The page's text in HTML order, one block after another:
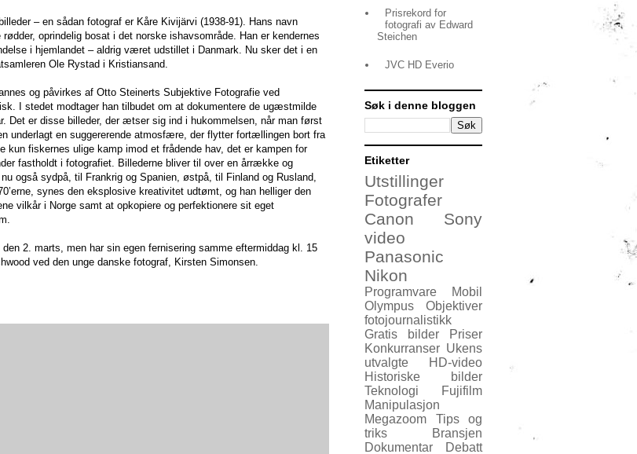
– en sådan fotograf er Kåre Kivijärvi (1938-91). Hans navn
oprindelig bosat i det norske ishavsområde. Han er kendernes
i hjemlandet – aldrig været udstillet i Danmark. Nu sker det i en
Ole Rystad i Kristiansand.
og påvirkes af Otto Steinerts Subjektive Fotografie ved
I stedet modtager han tilbudet om at dokumentere de ugæstmilde
Det er disse billeder, der ætser sig ind i hukommelsen, når man først
underlagt en suggererende atmosfære, der flytter fortællingen bort fra
fiskernes ulige kamp imod et frådende hav, det er kampen for
fastholdt i fotografiet. Billederne bliver til over en årrække og
også sydpå, til Frankrig og Spanien, østpå, til Finland og Rusland,
synes den eksplosive kreativitet udtømt, og han helliger den
vilkår i Norge samt at opkopiere og perfektionere sit eget
2. marts, men har sin egen fernisering samme eftermiddag kl. 15
ved den unge danske fotograf, Kirsten Simonsen.
Prisrekord for
fotografi av Edward
Steichen
JVC HD Everio
Søk i denne bloggen
Etiketter
Utstillinger
Fotografer
Canon
Sony
video
Panasonic
Nikon
Programvare
Mobil
Olympus
Objektiver
fotojournalistikk
Gratis bilder
Priser
Konkurranser Ukens
utvalgte
HD-video
Historiske bilder
Teknologi
Fujifilm
Manipulasjon
Megazoom
Tips og
triks
Bransjen
Dokumentar
Debatt